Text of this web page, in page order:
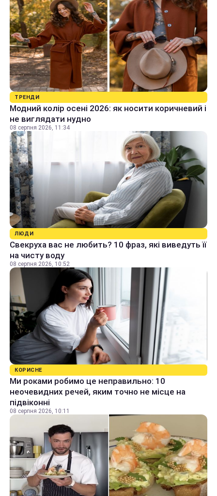
ТРЕНДИ
Модний колір осені 2026: як носити коричневий і
не виглядати нудно
08 серпня 2026, 11:34
ЛЮДИ
Свекруха вас не любить? 10 фраз, які виведуть її
на чисту воду
08 серпня 2026, 10:52
КОРИСНЕ
Ми роками робимо це неправильно: 10
неочевидних речей, яким точно не місце на
підвіконні
08 серпня 2026, 10:11